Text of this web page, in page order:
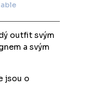
outfit svým
a svým
jsou o